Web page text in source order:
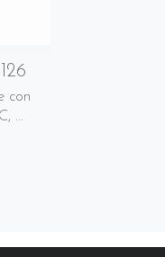
con
...